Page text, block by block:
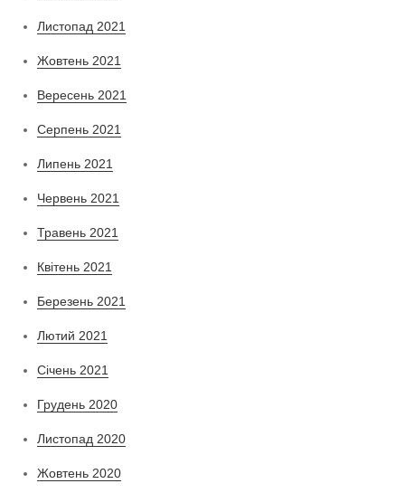
Листопад 2021
Жовтень 2021
Вересень 2021
Серпень 2021
Липень 2021
Червень 2021
Травень 2021
Квітень 2021
Березень 2021
Лютий 2021
Січень 2021
Грудень 2020
Листопад 2020
Жовтень 2020